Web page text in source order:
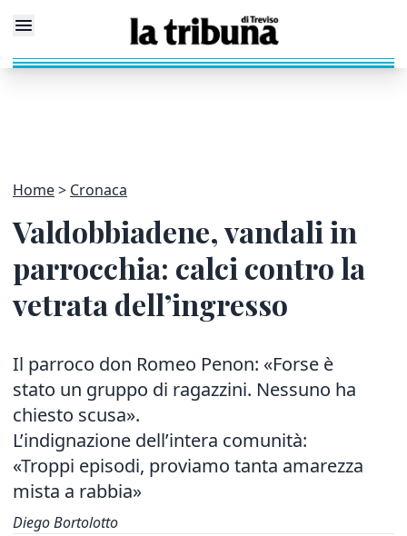
Home Cronaca
Valdobbiadene, vandali in
parrocchia: calci contro la
vetrata dell’ingresso
Il parroco don Romeo Penon: «Forse è
stato un gruppo di ragazzini. Nessuno ha
chiesto scusa».
L’indignazione dell’intera comunità:
«Troppi episodi, proviamo tanta amarezza
mista a rabbia»
Diego Bortolotto